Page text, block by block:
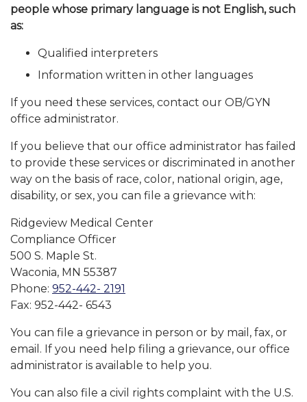
people whose primary language is not English, such
as:
Qualified interpreters
Information written in other languages
If you need these services, contact our OB/GYN
office administrator.
If you believe that our office administrator has failed
to provide these services or discriminated in another
way on the basis of race, color, national origin, age,
disability, or sex, you can file a grievance with:
Ridgeview Medical Center
Compliance Officer
500 S. Maple St.
Waconia, MN 55387
Phone: 952-442- 2191
Fax: 952-442- 6543
You can file a grievance in person or by mail, fax, or
email. If you need help filing a grievance, our office
administrator is available to help you.
You can also file a civil rights complaint with the U.S.